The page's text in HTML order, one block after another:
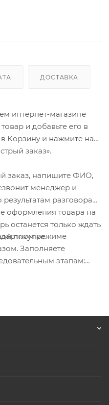
ДОСТАВКА
интернет-магазине
и добавьте его в
Корзину и нажмите на
заказ».
заказ, напишите ФИО,
менеджер и
разговора
оформления товара на
останется только ждать
покупке.режиме
Заполняете
этапам: